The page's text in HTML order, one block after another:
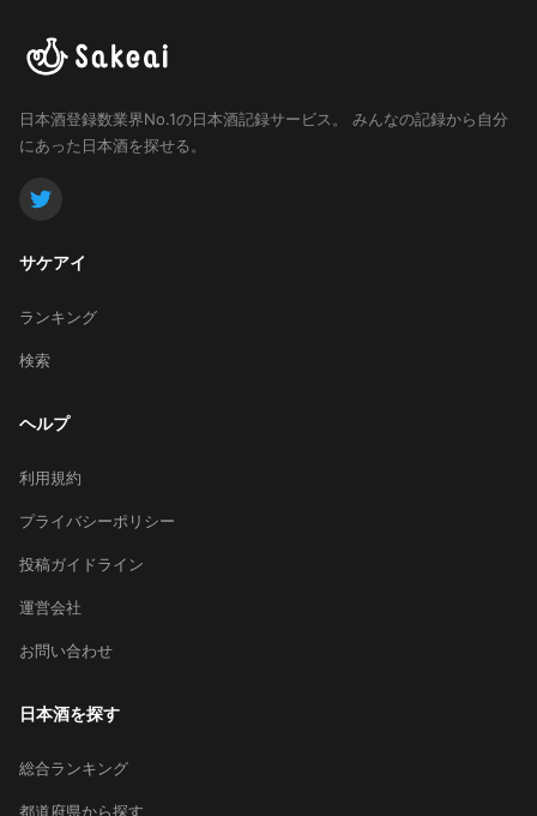
日本酒登録数業界No.1の日本酒記録サービス。
みんなの記録から自分
にあった日本酒を探せる。
サケアイ
ランキング
検索
ヘルプ
利用規約
プライバシーポリシー
投稿ガイドライン
運営会社
お問い合わせ
日本酒を探す
総合ランキング
都道府県から探す